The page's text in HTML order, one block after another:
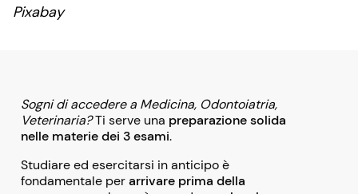
Pixabay
Sogni di accedere a Medicina, Odontoiatria,
Veterinaria?Ti serve una preparazione solida
nelle materie dei 3 esami.
Studiare ed esercitarsi in anticipo è
fondamentale perarrivare prima della